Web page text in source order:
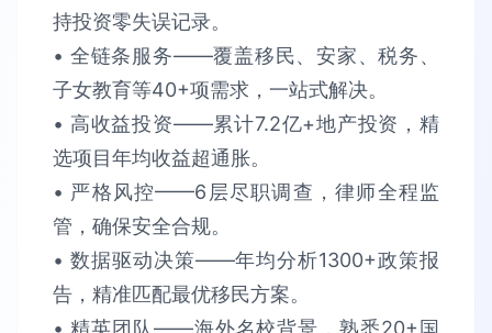
持​​投资零失误​​记录。
• 全链条服务​​——覆盖移民、安家、税务、
子女教育等40+项需求，​​一站式解决​​。​​
• 高收益投资​​——累计​​7.2亿+​​地产投资，精
选项目​​年均收益超通胀​​。​​
• 严格风控​​——6层尽职调查，律师全程监
管，确保​​安全合规​​。​​
• 数据驱动决策​​——年均分析​​1300+政策报
告​​，精准匹配最优移民方案。​​
• 精英团队​​——海外名校背景，熟悉​​20+国